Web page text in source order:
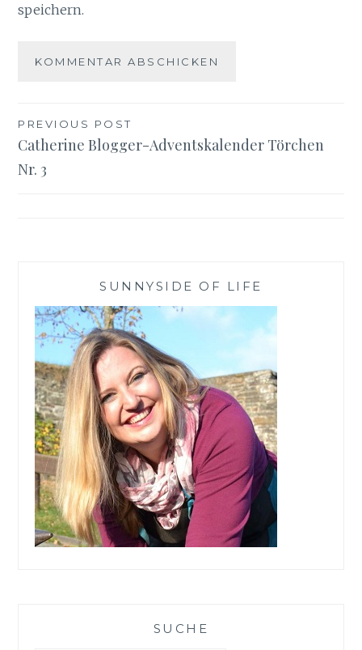
speichern.
Beitragsnavigation
PREVIOUS POST
Catherine Blogger-Adventskalender Törchen
Nr. 3
SUNNYSIDE OF LIFE
SUCHE